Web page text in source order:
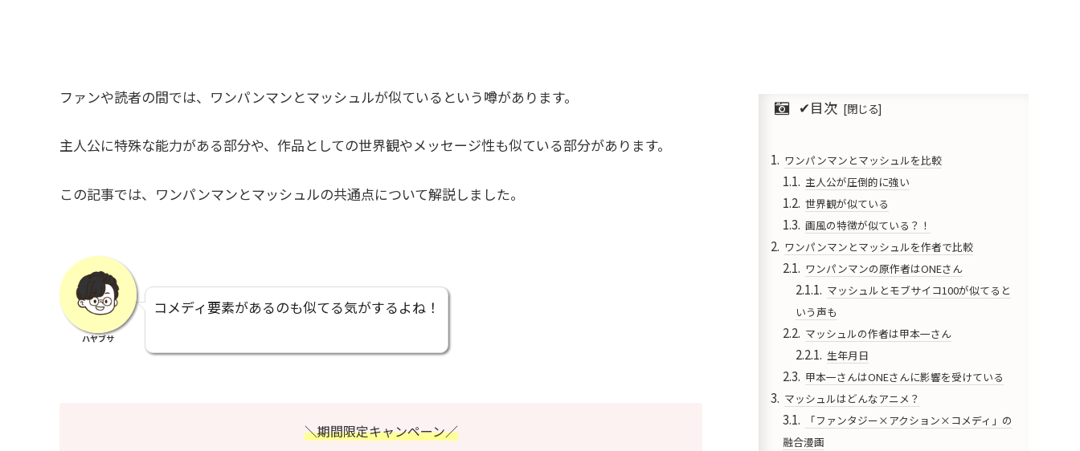
ファンや読者の間では、ワンパンマンとマッシュルが似ているという噂があります。
主人公に特殊な能力がある部分や、作品としての世界観やメッセージ性も似ている部分があります。
この記事では、ワンパンマンとマッシュルの共通点について解説しました。
ハヤブサ
コメディ要素があるのも似てる気がするよね！
＼期間限定キャンペーン／
✔︎目次
ワンパンマンとマッシュルを比較
主人公が圧倒的に強い
世界観が似ている
画風の特徴が似ている？！
ワンパンマンとマッシュルを作者で比較
ワンパンマンの原作者はONEさん
マッシュルとモブサイコ100が似てると
いう声も
マッシュルの作者は甲本一さん
生年月日
甲本一さんはONEさんに影響を受けている
マッシュルはどんなアニメ？
「ファンタジー×アクション×コメディ」の
融合漫画